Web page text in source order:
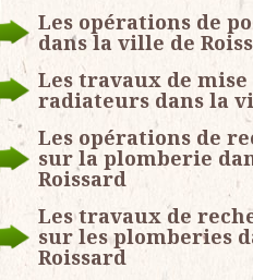
Les opérations de
dans la ville de
Les travaux de mise
radiateurs dans la
Les opérations de
sur la plomberie
Roissard
Les travaux de
sur les plomberies
Roissard